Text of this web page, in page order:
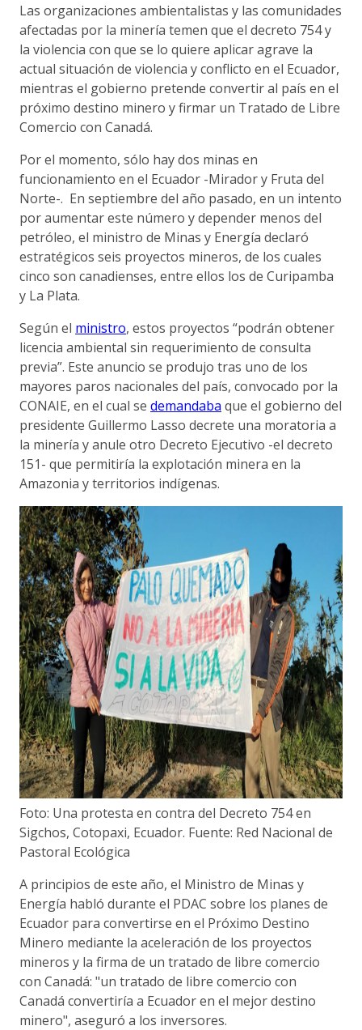
Las organizaciones ambientalistas y las comunidades
afectadas por la minería temen que el decreto 754 y
la violencia con que se lo quiere aplicar agrave la
actual situación de violencia y conflicto en el Ecuador,
mientras el gobierno pretende convertir al país en el
próximo destino minero y firmar un Tratado de Libre
Comercio con Canadá.
Por el momento, sólo hay dos minas en
funcionamiento en el Ecuador -Mirador y Fruta del
Norte-. En septiembre del año pasado, en un intento
por aumentar este número y depender menos del
petróleo, el ministro de Minas y Energía declaró
estratégicos seis proyectos mineros, de los cuales
cinco son canadienses, entre ellos los de Curipamba
y La Plata.
Según el ministro, estos proyectos “podrán obtener
licencia ambiental sin requerimiento de consulta
previa”. Este anuncio se produjo tras uno de los
mayores paros nacionales del país, convocado por la
CONAIE, en el cual se demandaba que el gobierno del
presidente Guillermo Lasso decrete una moratoria a
la minería y anule otro Decreto Ejecutivo -el decreto
151- que permitiría la explotación minera en la
Amazonia y territorios indígenas.
Foto: Una protesta en contra del Decreto 754 en
Sigchos, Cotopaxi, Ecuador. Fuente: Red Nacional de
Pastoral Ecológica
A principios de este año, el Ministro de Minas y
Energía habló durante el PDAC sobre los planes de
Ecuador para convertirse en el Próximo Destino
Minero mediante la aceleración de los proyectos
mineros y la firma de un tratado de libre comercio
con Canadá: "un tratado de libre comercio con
Canadá convertiría a Ecuador en el mejor destino
minero", aseguró a los inversores.